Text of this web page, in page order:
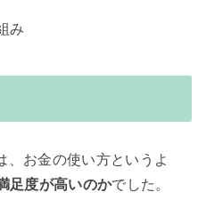
み
、お金の使い方というよ
足度が高いのかでした。